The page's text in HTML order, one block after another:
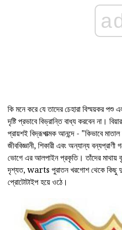
কি মনে করে যে তাদের চেহারা বিস্ময়কর
দৃষ্টি প্রভাবে বিভ্রান্তি বাধ্য করবেন না।
প্রায়শই বিদ্রূপাত্মক আনন্দে - "কিভাবে
জীববিজ্ঞানী, শিকারী এবং অন্যান্য
ভোগে এর আলপাইন প্রকৃতি। তাঁদের মাথায়
দৃশ্যত, warts পুরাতন খরগোশ থেকে কিছু
প্রোটোটাইপ হয়ে ওঠে।